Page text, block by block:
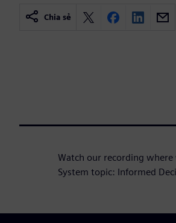
Chia sẻ
Watch our recording
System topic: Informed